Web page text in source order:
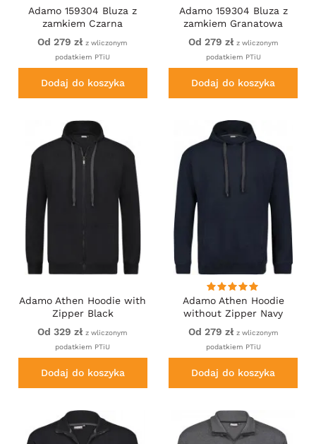
Adamo 159304 Bluza z
zamkiem Czarna
Od 279 zł z wliczonym
podatkiem PTiU
Dodaj do koszyka
Adamo 159304 Bluza z
zamkiem Granatowa
Od 279 zł z wliczonym
podatkiem PTiU
Dodaj do koszyka
Adamo Athen Hoodie with
Zipper Black
Od 329 zł z wliczonym
podatkiem PTiU
Dodaj do koszyka
Adamo Athen Hoodie
without Zipper Navy
Od 279 zł z wliczonym
podatkiem PTiU
Dodaj do koszyka